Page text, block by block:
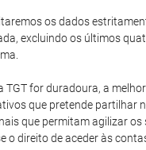
os dados
excluindo os últimos
TGT for duradoura, a
que pretende partilhar
que permitam agilizar
o direito de aceder às